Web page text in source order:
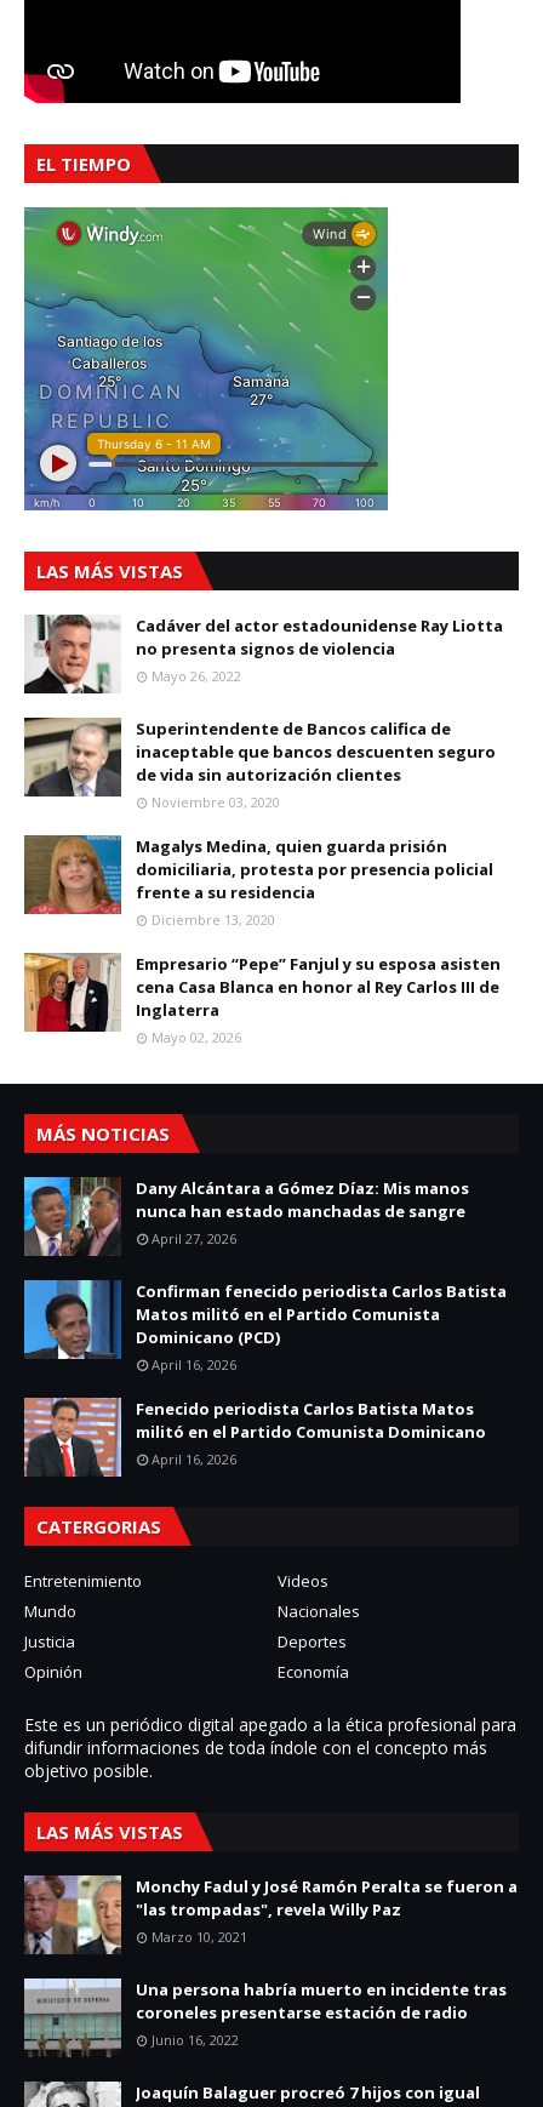
EL TIEMPO
LAS MÁS VISTAS
Cadáver del actor estadounidense Ray Liotta
no presenta signos de violencia
Mayo 26, 2022
Superintendente de Bancos califica de
inaceptable que bancos descuenten seguro
de vida sin autorización clientes
Noviembre 03, 2020
Magalys Medina, quien guarda prisión
domiciliaria, protesta por presencia policial
frente a su residencia
Diciembre 13, 2020
Empresario “Pepe” Fanjul y su esposa asisten
cena Casa Blanca en honor al Rey Carlos III de
Inglaterra
Mayo 02, 2026
MÁS NOTICIAS
Dany Alcántara a Gómez Díaz: Mis manos
nunca han estado manchadas de sangre
April 27, 2026
Confirman fenecido periodista Carlos Batista
Matos militó en el Partido Comunista
Dominicano (PCD)
April 16, 2026
Fenecido periodista Carlos Batista Matos
militó en el Partido Comunista Dominicano
April 16, 2026
CATERGORIAS
Entretenimiento
Videos
Mundo
Nacionales
Justicia
Deportes
Opinión
Economía
Este es un periódico digital apegado a la ética profesional para
difundir informaciones de toda í­ndole con el concepto más
objetivo posible.
LAS MÁS VISTAS
Monchy Fadul y José Ramón Peralta se fueron a
"las trompadas", revela Willy Paz
Marzo 10, 2021
Una persona habría muerto en incidente tras
coroneles presentarse estación de radio
Junio 16, 2022
Joaquín Balaguer procreó 7 hijos con igual